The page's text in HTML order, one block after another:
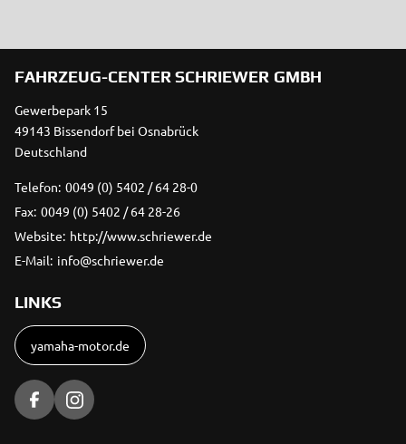
FAHRZEUG-CENTER SCHRIEWER GMBH
Gewerbepark 15
49143 Bissendorf bei Osnabrück
Deutschland
Telefon: 0049 (0) 5402 / 64 28-0
Fax: 0049 (0) 5402 / 64 28-26
Website: http://www.schriewer.de
E-Mail: info@schriewer.de
LINKS
yamaha-motor.de